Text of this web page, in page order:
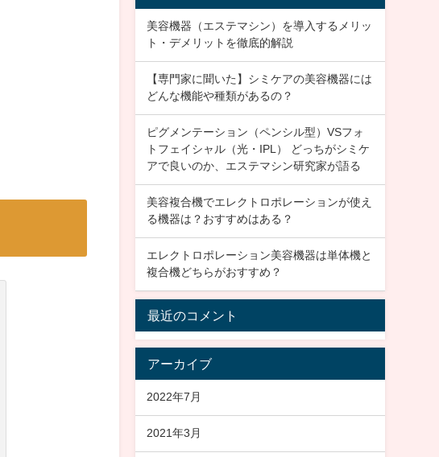
美容機器（エステマシン）を導入するメリッ
ト・デメリットを徹底的解説
【専門家に聞いた】シミケアの美容機器には
どんな機能や種類があるの？
ピグメンテーション（ペンシル型）VSフォ
トフェイシャル（光・IPL） どっちがシミケ
アで良いのか、エステマシン研究家が語る
美容複合機でエレクトロポレーションが使え
る機器は？おすすめはある？
エレクトロポレーション美容機器は単体機と
複合機どちらがおすすめ？
最近のコメント
アーカイブ
2022年7月
2021年3月